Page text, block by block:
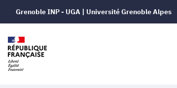
Grenoble INP - UGA | Université Grenoble Alpes